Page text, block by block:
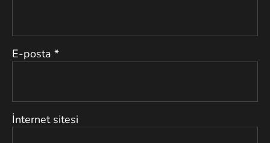
E-posta *
İnternet sitesi